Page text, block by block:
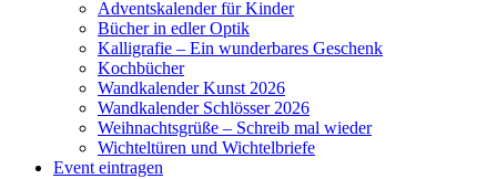
Adventskalender für Kinder
Bücher in edler Optik
Kalligrafie – Ein wunderbares Geschenk
Kochbücher
Wandkalender Kunst 2026
Wandkalender Schlösser 2026
Weihnachtsgrüße – Schreib mal wieder
Wichteltüren und Wichtelbriefe
Event eintragen